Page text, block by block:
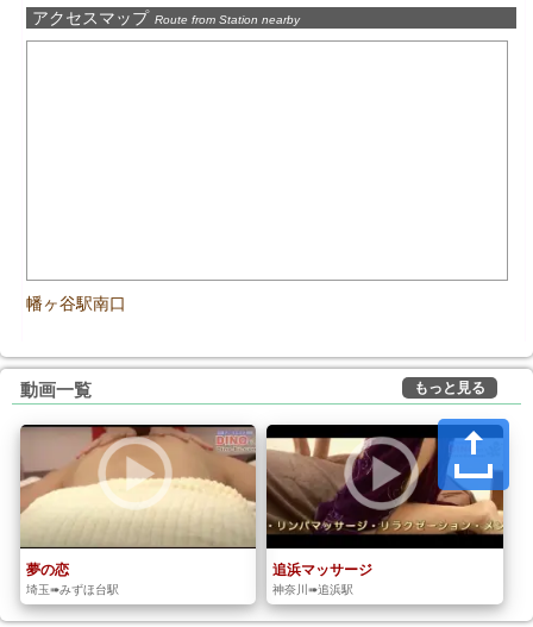
アクセスマップ Route from Station nearby
幡ヶ谷駅南口
動画一覧 もっと見る
夢の恋
埼玉➠みずほ台駅
追浜マッサージ
神奈川➠追浜駅